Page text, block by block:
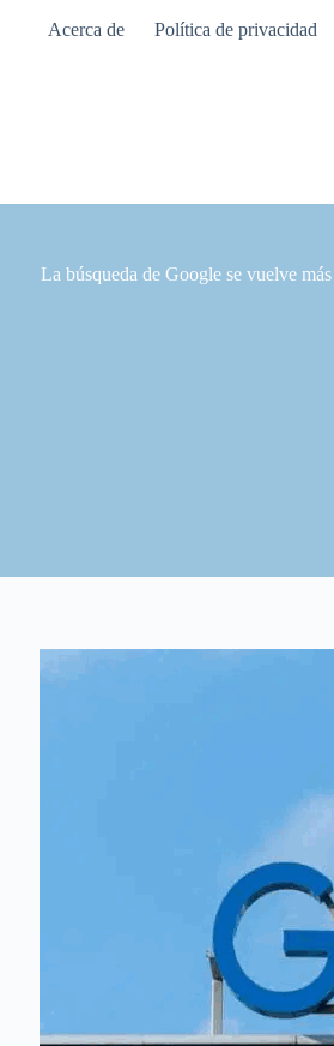
Acerca de Política de privacidad
La búsqueda de Google se vuelve